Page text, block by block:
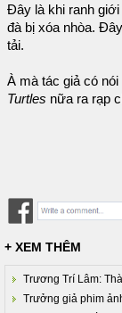
Đây là khi ranh
đà bị xóa nhòa.
tải.
À mà tác giả có
Turtles nữa ra rạp
+ XEM THÊM
Trương Trí Lâm:
Trưởng giả phim